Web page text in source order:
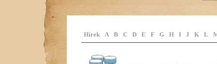
Hírek A B C D E F G H I J K L